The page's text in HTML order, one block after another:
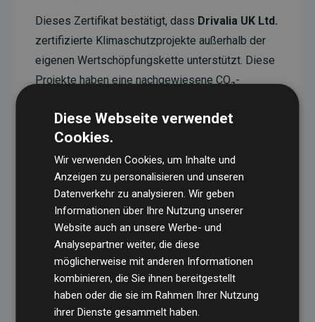
Dieses Zertifikat bestätigt, dass Drivalia UK Ltd.
zertifizierte Klimaschutzprojekte außerhalb der
eigenen Wertschöpfungskette unterstützt. Diese
Projekte haben eine nachgewiesene CO₂-
Doppelten der geschätzten Emissionen der
Website entspricht.
Alle unterstützten Projekte werden durch
Standardverifiziert und erfüllen höchste
Anforderungen an Qualität, tatsächliche
Klimawirkung und Transparenz. Weitere
Informationen zu den einzelnen Projekten finden
Sie hier.
Diese Webseite verwendet
Cookies.
Wir verwenden Cookies, um Inhalte und
Anzeigen zu personalisieren und unseren
Datenverkehr zu analysieren. Wir geben
Informationen über Ihre Nutzung unserer
Website auch an unsere Werbe- und
Analysepartner weiter, die diese
möglicherweise mit anderen Informationen
kombinieren, die Sie ihnen bereitgestellt
haben oder die sie im Rahmen Ihrer Nutzung
ihrer Dienste gesammelt haben.